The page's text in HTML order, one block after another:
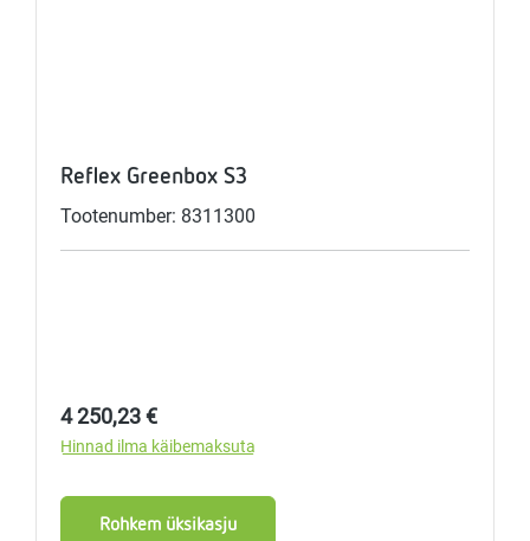
Reflex Greenbox S3
Tootenumber: 8311300
Tavahind:
4 250,23 €
Hinnad ilma käibemaksuta
Rohkem üksikasju